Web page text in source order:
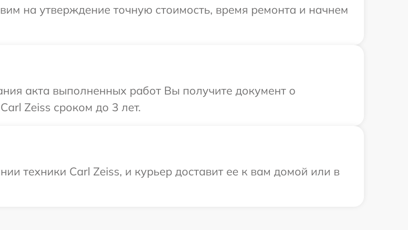
на утверждение точную стоимость, время ремонта и начнем
акта выполненных работ Вы получите документ о
Zeiss сроком до 3 лет.
техники Carl Zeiss, и курьер доставит ее к вам домой или в